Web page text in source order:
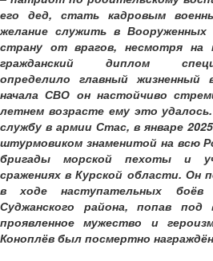
его дед, стать кадровым
желание служить в
страну от врагов, несмотря на
гражданский диплом
определило главный
начала СВО он настойчиво
летнем возрасте ему это
службу в армии Стас, в январе
штурмовиком знаменитой на всю
бригады морской пехоты и
сражениях в Курской области. Он
в ходе наступательных боёв
Суджанского района, попав под
проявленное мужество и
Коноплёв был посмертно